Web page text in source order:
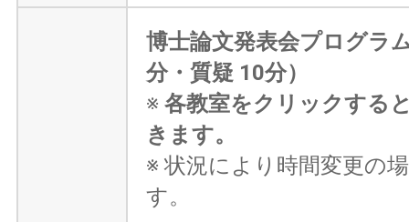
博士論文発表会プログラ
分・質疑 10分）
※ 各教室をクリックする
きます。
※ 状況により時間変更の
す。